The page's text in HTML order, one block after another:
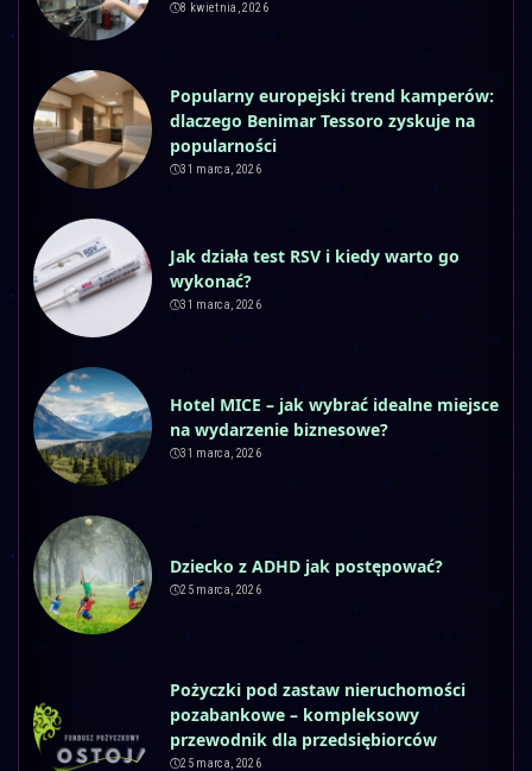
8 kwietnia, 2026
Popularny europejski trend kamperów:
dlaczego Benimar Tessoro zyskuje na
popularności
31 marca, 2026
Jak działa test RSV i kiedy warto go
wykonać?
31 marca, 2026
Hotel MICE – jak wybrać idealne miejsce
na wydarzenie biznesowe?
31 marca, 2026
Dziecko z ADHD jak postępować?
25 marca, 2026
Pożyczki pod zastaw nieruchomości
pozabankowe – kompleksowy
przewodnik dla przedsiębiorców
25 marca, 2026